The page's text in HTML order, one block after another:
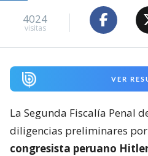
4024
visitas
VER
La Segunda Fiscalía Penal
diligencias preliminares
congresista peruano